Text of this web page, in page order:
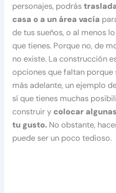
personajes, podrás
casa o a un área vacía
de tus sueños, o al menos
que tienes. Porque no, de
no existe. La construcción
opciones que faltan
más adelante, un ejemplo
sí que tienes muchas
construir y colocar
tu gusto. No obstante,
puede ser un poco tedioso.